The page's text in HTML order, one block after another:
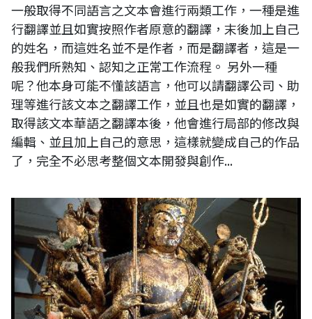
一般取得不同語言之文本會進行兩類工作，一種是進
行翻譯並且如實按照作者原意的翻譯，末後加上自己
的姓名，而這姓名並不是作者，而是翻譯者，這是一
般我們所熟知、認知之正常工作流程。 另外一種
呢？他本身可能不懂該語言，他可以請翻譯公司、助
理等進行該文本之翻譯工作，並且也是如實的翻譯，
取得該文本華語之翻譯本後，他會進行局部的修改與
編輯、並且加上自己的意思，這樣就變成自己的作品
了，完全不必思考整個文本開發與創作...
日本奈良興福寺之千手觀音立像